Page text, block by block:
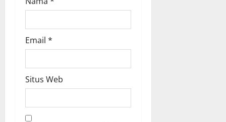
Email *
Situs Web